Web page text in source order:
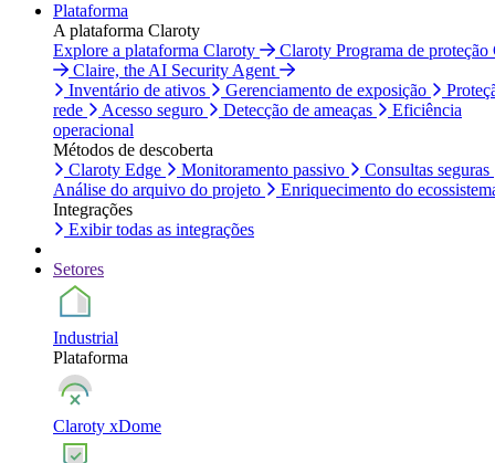
Plataforma
A plataforma Claroty
Explore a plataforma Claroty
Claroty Programa de proteção
Claire, the AI Security Agent
Inventário de ativos
Gerenciamento de exposição
rede
Acesso seguro Detecção de ameaças
Eficiência
operacional
Métodos de descoberta
Claroty Edge
Monitoramento passivo
Consultas seguras
Análise do arquivo do projeto
Enriquecimento do
Integrações
Exibir todas as integrações
Setores
Industrial
Plataforma
Claroty xDome